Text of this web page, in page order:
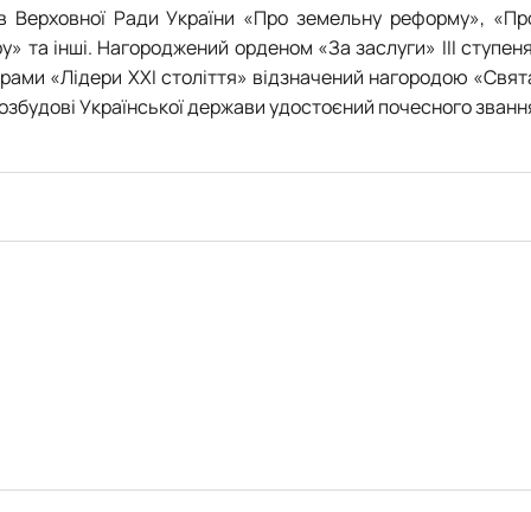
Верховної Ради України «Про земельну реформу»,
інші. Нагороджений орденом «За заслуги» ІІІ
«Лідери ХХІ століття» відзначений нагородою
Української держави удостоєний почесного